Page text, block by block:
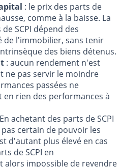
: le prix des parts de
comme à la baisse. La
SCPI dépend des
de l'immobilier, sans tenir
des biens détenus.
: aucun rendement n'est
ne pas servir le moindre
passées ne
rien des performances à
achetant des parts de SCPI
certain de pouvoir les
d'autant plus élevé en cas
de SCPI en
alors impossible de revendre